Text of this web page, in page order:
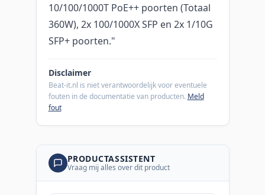
10/100/1000T PoE++ poorten (Totaal
360W), 2x 100/1000X SFP en 2x 1/10G
SFP+ poorten."
Disclaimer
Beat-it.nl is niet verantwoordelijk voor eventuele
fouten in de documentatie van producten. Meld
fout
PRODUCTASSISTENT
Vraag mij alles over dit product